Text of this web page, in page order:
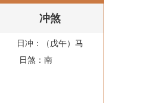
冲煞
日冲：（戊午）马
日煞：南